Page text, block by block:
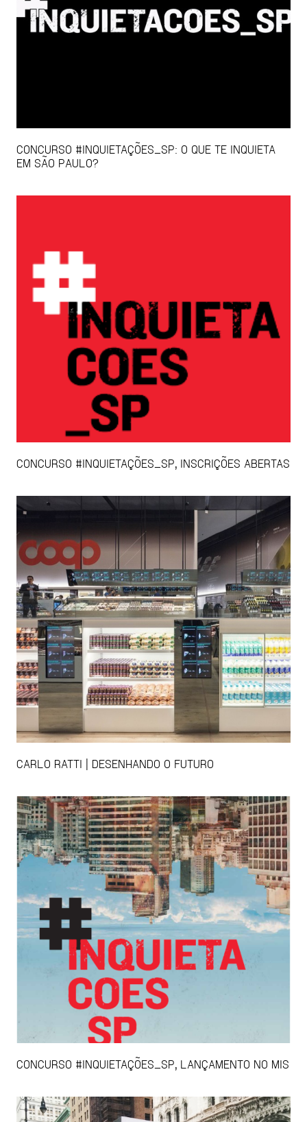
CONCURSO #INQUIETAÇÕES_SP: O QUE TE INQUIETA
EM SÃO PAULO?
CONCURSO #INQUIETAÇÕES_SP, INSCRIÇÕES ABERTAS
CARLO RATTI | DESENHANDO O FUTURO
CONCURSO #INQUIETAÇÕES_SP, LANÇAMENTO NO MIS